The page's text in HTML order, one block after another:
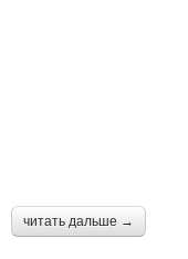
читать дальше →